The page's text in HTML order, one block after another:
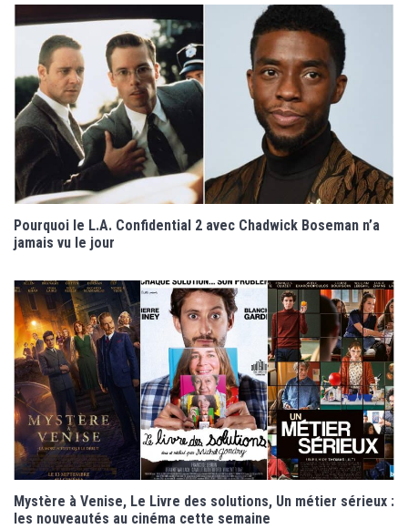
Pourquoi le L.A. Confidential 2 avec Chadwick Boseman n’a
jamais vu le jour
Mystère à Venise, Le Livre des solutions, Un métier sérieux :
les nouveautés au cinéma cette semaine